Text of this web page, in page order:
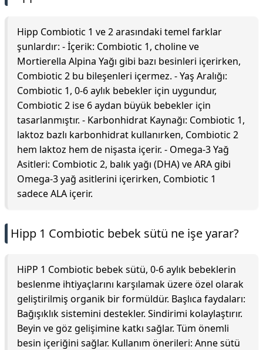
Hipp Combiotic 1 ve 2 arasındaki temel farklar
şunlardır: - İçerik: Combiotic 1, choline ve
Mortierella Alpina Yağı gibi bazı besinleri içerirken,
Combiotic 2 bu bileşenleri içermez. - Yaş Aralığı:
Combiotic 1, 0-6 aylık bebekler için uygundur,
Combiotic 2 ise 6 aydan büyük bebekler için
tasarlanmıştır. - Karbonhidrat Kaynağı: Combiotic 1,
laktoz bazlı karbonhidrat kullanırken, Combiotic 2
hem laktoz hem de nişasta içerir. - Omega-3 Yağ
Asitleri: Combiotic 2, balık yağı (DHA) ve ARA gibi
Omega-3 yağ asitlerini içerirken, Combiotic 1
sadece ALA içerir.
Hipp 1 Combiotic bebek sütü ne işe yarar?
HiPP 1 Combiotic bebek sütü, 0-6 aylık bebeklerin
beslenme ihtiyaçlarını karşılamak üzere özel olarak
geliştirilmiş organik bir formüldür. Başlıca faydaları:
Bağışıklık sistemini destekler. Sindirimi kolaylaştırır.
Beyin ve göz gelişimine katkı sağlar. Tüm önemli
besin içeriğini sağlar. Kullanım önerileri: Anne sütü